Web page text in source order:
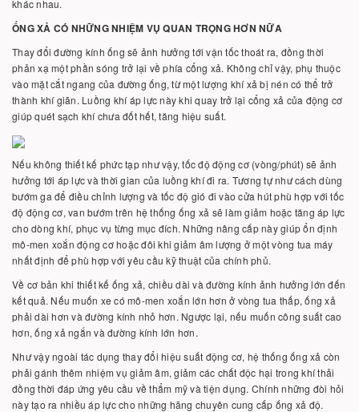
khác nhau.
ỐNG XẢ CÓ NHỮNG NHIỆM VỤ QUAN TRỌNG HƠN NỮA
Thay đổi đường kính ống sẽ ảnh hưởng tới vận tốc thoát ra, đồng thời
phản xạ một phần sóng trở lại về phía cổng xả. Không chỉ vậy, phụ thuộc
vào mặt cắt ngang của đường ống, từ một lượng khí xả bị nén có thể trở
thành khí giãn. Luồng khí áp lực này khi quay trở lại cổng xả của động cơ
giúp quét sạch khí chưa đốt hết, tăng hiệu suất.
Nếu không thiết kế phức tạp như vậy, tốc độ động cơ (vòng/phút) sẽ ảnh
hưởng tới áp lực và thời gian của luồng khí đi ra. Tương tự như cách dùng
bướm ga để điều chỉnh lượng và tốc độ gió đi vào cửa hút phù hợp với tốc
độ động cơ, van bướm trên hệ thống ống xả sẽ làm giảm hoặc tăng áp lực
cho dòng khí, phục vụ từng mục đích. Những nâng cấp này giúp ổn định
mô-men xoắn động cơ hoặc đôi khi giảm âm lượng ở một vòng tua máy
nhất định để phù hợp với yêu cầu kỹ thuật của chính phủ.
Về cơ bản khi thiết kế ống xả, chiều dài và đường kính ảnh hưởng lớn đến
kết quả. Nếu muốn xe có mô-men xoắn lớn hơn ở vòng tua thấp, ống xả
phải dài hơn và đường kính nhỏ hơn. Ngược lại, nếu muốn công suất cao
hơn, ống xả ngắn và đường kính lớn hơn.
Như vậy ngoài tác dụng thay đổi hiệu suất động cơ, hệ thống ống xả còn
phải gánh thêm nhiệm vụ giảm âm, giảm các chất độc hại trong khí thải
đồng thời đáp ứng yêu cầu về thẩm mỹ và tiện dụng. Chính những đòi hỏi
này tạo ra nhiều áp lực cho những hãng chuyên cung cấp ống xả độ.